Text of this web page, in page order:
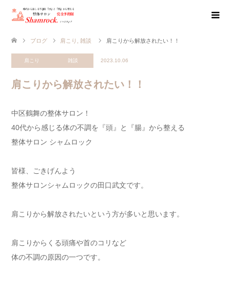
ブログ 肩こり 雑談 肩こりから解放されたい！！
肩こり 雑談 2023.10.06
肩こりから解放されたい！！
中区鶴舞の整体サロン！
40代から感じる体の不調を『頭』と『腸』から整える
整体サロン シャムロック
皆様、ごきげんよう
整体サロンシャムロックの田口武文です。
肩こりから解放されたいという方が多いと思います。
肩こりからくる頭痛や首のコリなど
体の不調の原因の一つです。